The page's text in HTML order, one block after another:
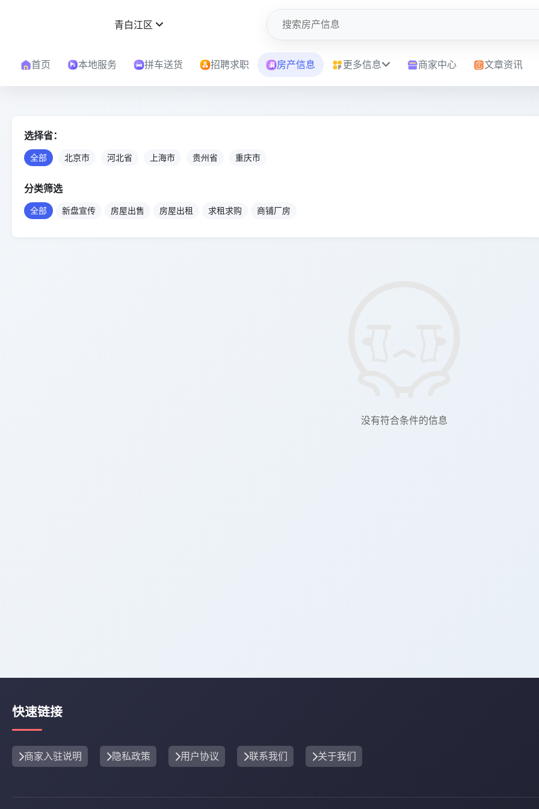
青白江区
首页 本地服务 拼车送货 招聘求职 房产信息 更多信息 商家中心 文章资讯
选择省：
全部 北京市 河北省 上海市 贵州省 重庆市
分类筛选
全部 新盘宣传 房屋出售 房屋出租 求租求购 商铺厂房
没有符合条件的信息
快速链接
商家入驻说明 隐私政策 用户协议 联系我们 关于我们